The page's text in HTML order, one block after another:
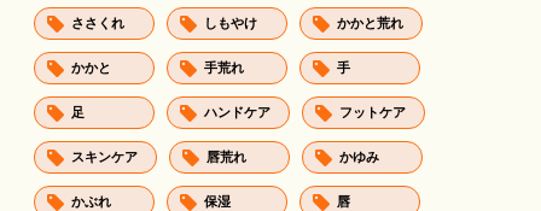
ささくれ しもやけ かかと荒れ
かかと 手荒れ 手
足 ハンドケア フットケア
スキンケア 唇荒れ かゆみ
かぶれ 保湿 唇